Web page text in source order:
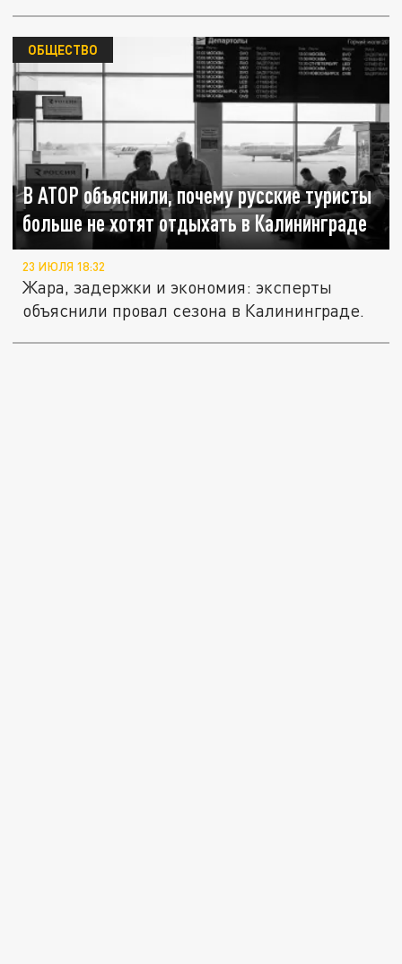
В АТОР объяснили, почему русские туристы
больше не хотят отдыхать в Калининграде
ОБЩЕСТВО
23 ИЮЛЯ 18:32
Жара, задержки и экономия: эксперты
объяснили провал сезона в Калининграде.